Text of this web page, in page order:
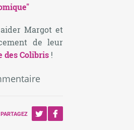
Margot et
de leur
des Colibris !
PARTAGEZ